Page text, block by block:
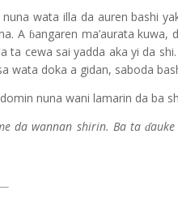
wata illa da auren bashi
A ɓangaren ma’aurata kuwa,
ta cewa sai yadda aka yi da
wata doka a gidan, saboda
nuna wani lamarin da ba
da wannan shirin. Ba ta ɗauke